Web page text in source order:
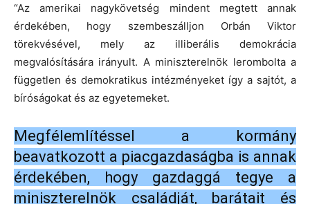
“Az amerikai nagykövetség mindent megtett annak
érdekében, hogy szembeszálljon Orbán Viktor
törekvésével, mely az illiberális demokrácia
megvalósítására irányult. A miniszterelnök lerombolta a
független és demokratikus intézményeket így a sajtót, a
bíróságokat és az egyetemeket.
Megfélemlítéssel a kormány
beavatkozott a piacgazdaságba is annak
érdekében, hogy gazdaggá tegye a
miniszterelnök családját, barátait és